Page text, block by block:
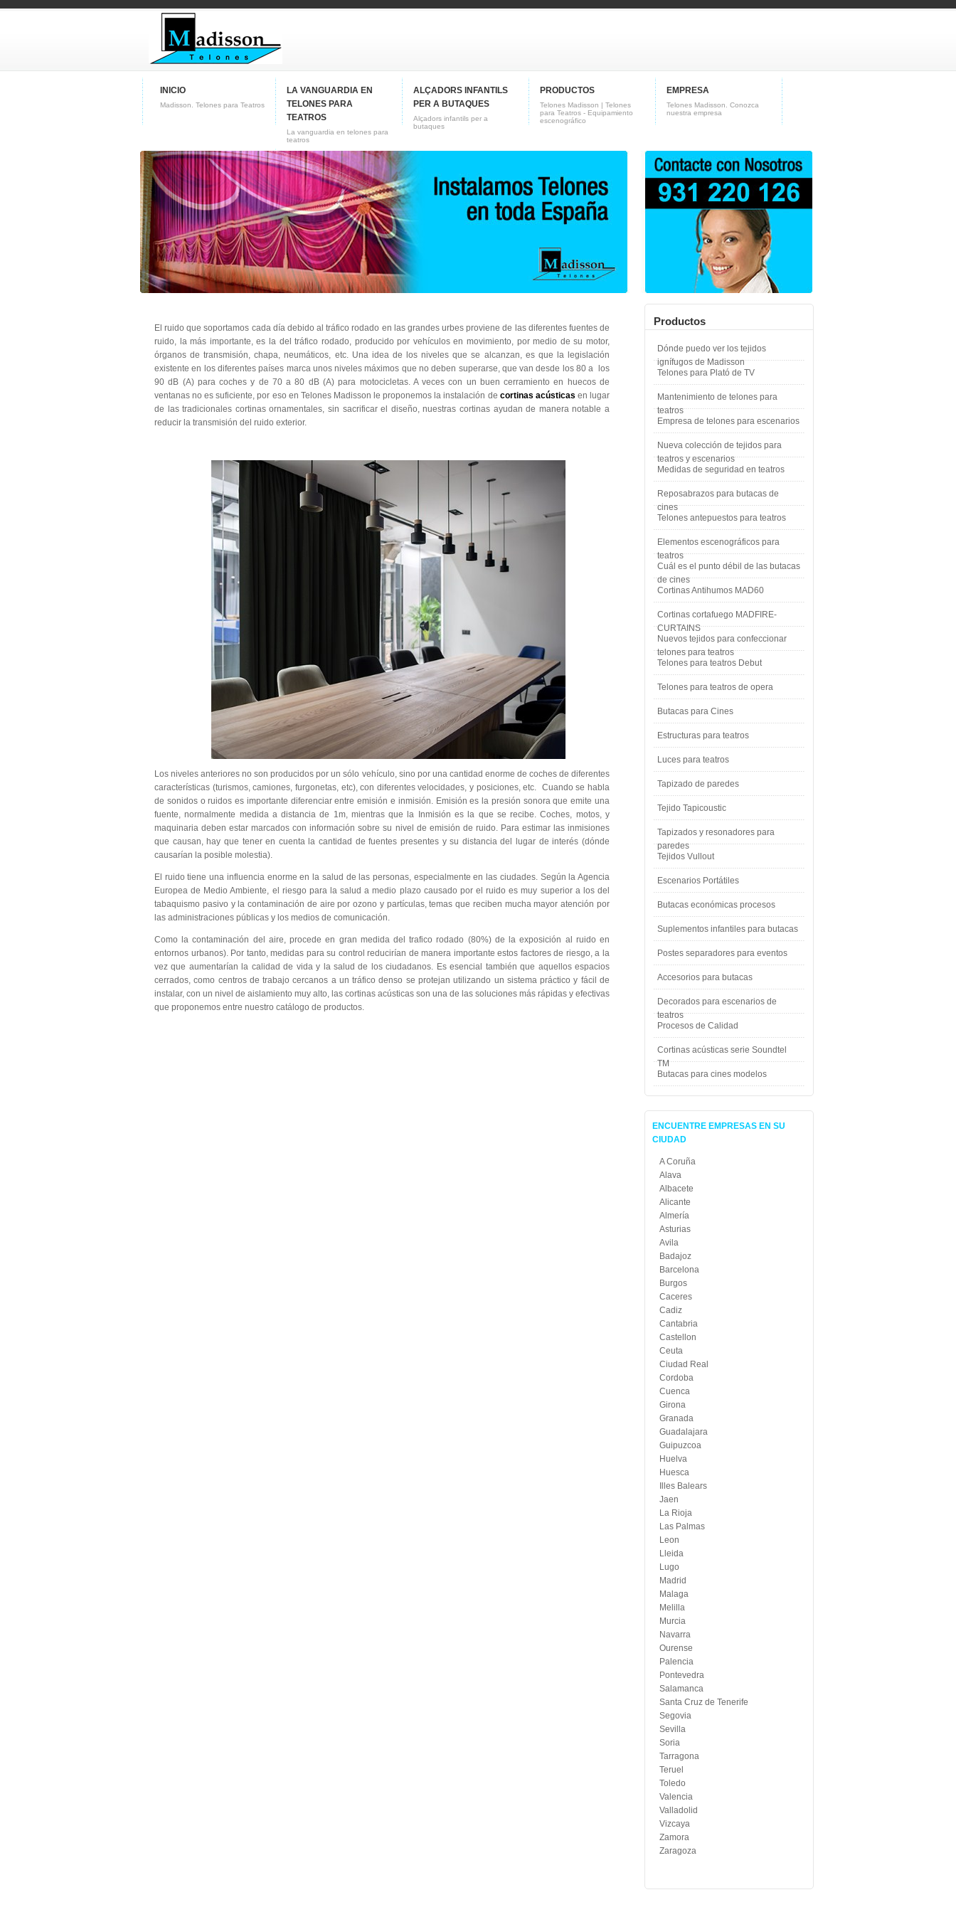
INICIO
Madisson. Telones para Teatros
LA VANGUARDIA EN
TELONES PARA
TEATROS
La vanguardia en telones para
teatros
ALÇADORS INFANTILS
PER A BUTAQUES
Alçadors infantils per a
butaques
PRODUCTOS
Telones Madisson | Telones
para Teatros - Equipamiento
escenográfico
EMPRESA
Telones Madisson. Conozca
nuestra empresa
CONTACTO
Conozca nuestra empresa
Fabricas de telones para
teatros y butacas para cines
El ruido que soportamos cada día debido al tráfico rodado en las grandes urbes proviene de las diferentes fuentes de
ruido, la más importante, es la del tráfico rodado, producido por vehículos en movimiento, por medio de su motor,
órganos de transmisión, chapa, neumáticos, etc. Una idea de los niveles que se alcanzan, es que la legislación
existente en los diferentes países marca unos niveles máximos que no deben superarse, que van desde los 80 a los
90 dB (A) para coches y de 70 a 80 dB (A) para motocicletas. A veces con un buen cerramiento en huecos de
ventanas no es suficiente, por eso en Telones Madisson le proponemos la instalación de cortinas acústicas en lugar
de las tradicionales cortinas ornamentales, sin sacrificar el diseño, nuestras cortinas ayudan de manera notable a
reducir la transmisión del ruido exterior.
Los niveles anteriores no son producidos por un sólo vehículo, sino por una cantidad enorme de coches de diferentes
características (turismos, camiones, furgonetas, etc), con diferentes velocidades, y posiciones, etc. Cuando se habla
de sonidos o ruidos es importante diferenciar entre emisión e inmisión. Emisión es la presión sonora que emite una
fuente, normalmente medida a distancia de 1m, mientras que la Inmisión es la que se recibe. Coches, motos, y
maquinaria deben estar marcados con información sobre su nivel de emisión de ruido. Para estimar las inmisiones
que causan, hay que tener en cuenta la cantidad de fuentes presentes y su distancia del lugar de interés (dónde
causarían la posible molestia).
El ruido tiene una influencia enorme en la salud de las personas, especialmente en las ciudades. Según la Agencia
Europea de Medio Ambiente, el riesgo para la salud a medio plazo causado por el ruido es muy superior a los del
tabaquismo pasivo y la contaminación de aire por ozono y partículas, temas que reciben mucha mayor atención por
las administraciones públicas y los medios de comunicación.
Como la contaminación del aire, procede en gran medida del trafico rodado (80%) de la exposición al ruido en
entornos urbanos). Por tanto, medidas para su control reducirían de manera importante estos factores de riesgo, a la
vez que aumentarían la calidad de vida y la salud de los ciudadanos. Es esencial también que aquellos espacios
cerrados, como centros de trabajo cercanos a un tráfico denso se protejan utilizando un sistema práctico y fácil de
instalar, con un nivel de aislamiento muy alto, las cortinas acústicas son una de las soluciones más rápidas y efectivas
que proponemos entre nuestro catálogo de productos.
Productos
Dónde puedo ver los tejidos
ignífugos de Madisson
Telones para Plató de TV
Mantenimiento de telones para
teatros
Empresa de telones para escenarios
Nueva colección de tejidos para
teatros y escenarios
Medidas de seguridad en teatros
Reposabrazos para butacas de
cines
Telones antepuestos para teatros
Elementos escenográficos para
teatros
Cuál es el punto débil de las butacas
de cines
Cortinas Antihumos MAD60
Cortinas cortafuego MADFIRE-
CURTAINS
Nuevos tejidos para confeccionar
telones para teatros
Telones para teatros Debut
Telones para teatros de opera
Butacas para Cines
Estructuras para teatros
Luces para teatros
Tapizado de paredes
Tejido Tapicoustic
Tapizados y resonadores para
paredes
Tejidos Vullout
Escenarios Portátiles
Butacas económicas procesos
Suplementos infantiles para butacas
Postes separadores para eventos
Accesorios para butacas
Decorados para escenarios de
teatros
Procesos de Calidad
Cortinas acústicas serie Soundtel
TM
Butacas para cines modelos
ENCUENTRE EMPRESAS EN SU
CIUDAD
A Coruña
Alava
Albacete
Alicante
Almería
Asturias
Avila
Badajoz
Barcelona
Burgos
Caceres
Cadiz
Cantabria
Castellon
Ceuta
Ciudad Real
Cordoba
Cuenca
Girona
Granada
Guadalajara
Guipuzcoa
Huelva
Huesca
Illes Balears
Jaen
La Rioja
Las Palmas
Leon
Lleida
Lugo
Madrid
Malaga
Melilla
Murcia
Navarra
Ourense
Palencia
Pontevedra
Salamanca
Santa Cruz de Tenerife
Segovia
Sevilla
Soria
Tarragona
Teruel
Toledo
Valencia
Valladolid
Vizcaya
Zamora
Zaragoza